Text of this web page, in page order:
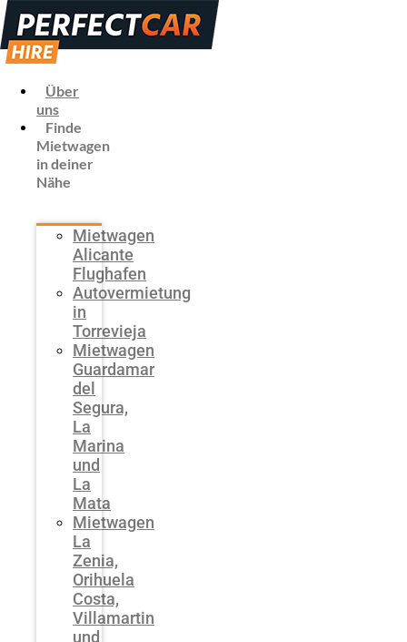
Über
uns
Finde
Mietwagen
in deiner
Nähe
Mietwagen
Alicante
Flughafen
Autovermietung
in
Torrevieja
Mietwagen
Guardamar
del
Segura,
La
Marina
und
La
Mata
Mietwagen
La
Zenia,
Orihuela
Costa,
Villamartin
und